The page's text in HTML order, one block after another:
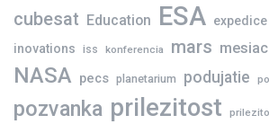
cubesat Education ESA
inovations iss konferencia mars mesiac
NASA pecs planetarium podujatie
pozvanka prilezitost